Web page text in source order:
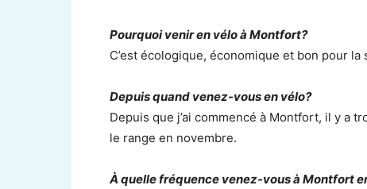
Pourquoi venir en vélo à Montfort?
C’est écologique, économique et bon pour la
Depuis quand venez-vous en vélo?
Depuis que j’ai commencé à Montfort, il y a
le range en novembre.
À quelle fréquence venez-vous à Montfort